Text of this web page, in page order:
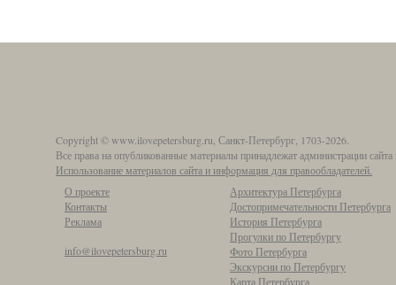
Copyright © www.ilovepetersburg.ru, Санкт-Петербург, 1703-2026.
Все права на опубликованные материалы принадлежат администрации
Использование материалов сайта и информация для правообладателей.
О проекте
Контакты
Реклама
info@ilovepetersburg.ru
Архитектура Петербурга
Достопримечательности Петербурга
История Петербурга
Прогулки по Петербургу
Фото Петербурга
Экскурсии по Петербургу
Карта Петербурга